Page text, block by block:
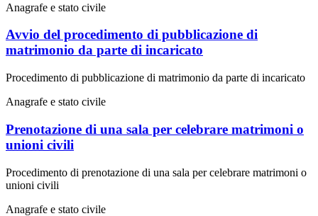
Anagrafe e stato civile
Avvio del procedimento di pubblicazione di
matrimonio da parte di incaricato
Procedimento di pubblicazione di matrimonio da parte di incaricato
Anagrafe e stato civile
Prenotazione di una sala per celebrare matrimoni o
unioni civili
Procedimento di prenotazione di una sala per celebrare matrimoni o
unioni civili
Anagrafe e stato civile